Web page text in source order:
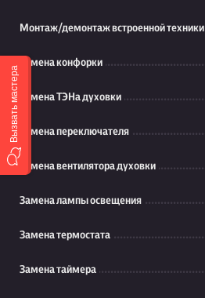
Монтаж/демонтаж встроенной техники
Замена конфорки
Замена ТЭНа духовки
Замена переключателя
Замена вентилятора духовки
Замена лампы освещения
Замена термостата
Замена таймера
Вызвать мастера